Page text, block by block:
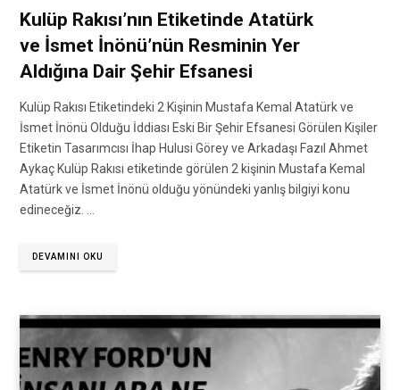
Kulüp Rakısı’nın Etiketinde Atatürk
ve İsmet İnönü’nün Resminin Yer
Aldığına Dair Şehir Efsanesi
Kulüp Rakısı Etiketindeki 2 Kişinin Mustafa Kemal Atatürk ve
İsmet İnönü Olduğu İddiası Eski Bir Şehir Efsanesi Görülen Kişiler
Etiketin Tasarımcısı İhap Hulusi Görey ve Arkadaşı Fazıl Ahmet
Aykaç Kulüp Rakısı etiketinde görülen 2 kişinin Mustafa Kemal
Atatürk ve İsmet İnönü olduğu yönündeki yanlış bilgiyi konu
edineceğiz. …
DEVAMINI OKU